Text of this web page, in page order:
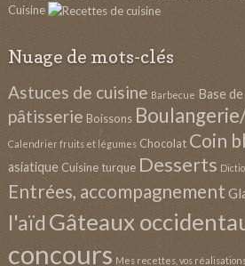
Cuisine
Nuage de mots-clés
Astuces de cuisine Barbecue Base
pâtisserie Boissons
Calendrier fruits et légumes Chocolat Coin
asiatique Cuisine turque Desserts
Entrées, accompagnement
l'aïdGâteaux
concours Mes recettes, vos